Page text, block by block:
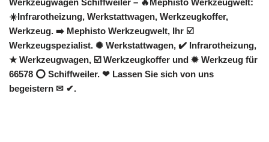
Werkzeugwagen Schiffweiler – 🔥Mephisto Werkzeugwelt:
☀️Infrarotheizung, Werkstattwagen, Werkzeugkoffer,
Werkzeug. ➡️ Mephisto Werkzeugwelt, Ihr ☑️
Werkzeugspezialist. ✺ Werkstattwagen, ✔️ Infrarotheizung,
★ Werkzeugwagen, ☑️ Werkzeugkoffer und ✹ Werkzeug für
66578 ⭕ Schiffweiler. ❤ Lassen Sie sich von uns
begeistern ✉ ✔.